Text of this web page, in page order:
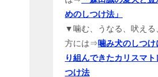
めのしつけ法」
▼噛む、うなる、吠える
方には⇒噛み犬のしつ
り組んできたカリスマ
つけ法